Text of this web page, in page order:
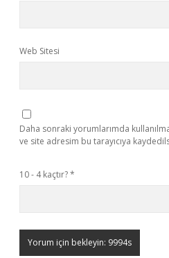
Web Sitesi
Daha sonraki yorumlarımda
ve site adresim bu tarayıcıya
10 - 4 kaçtır?*